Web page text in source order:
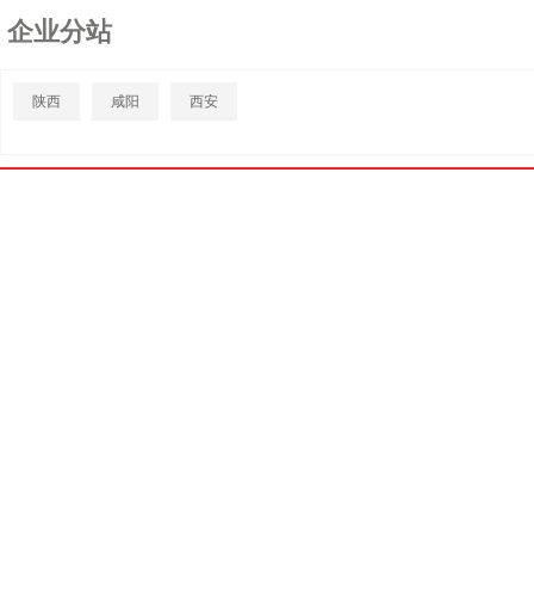
企业分站
陕西 咸阳 西安